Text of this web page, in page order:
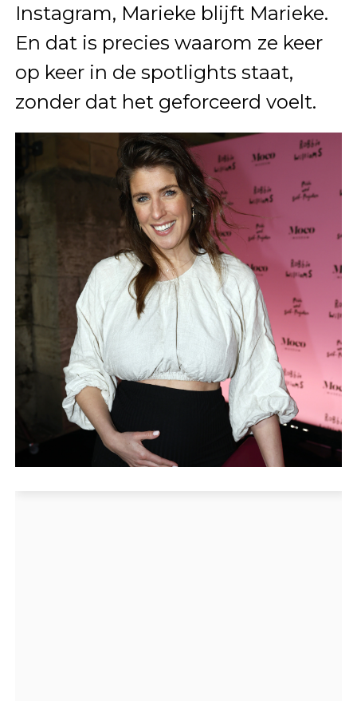
Instagram, Marieke blijft Marieke.
En dat is precies waarom ze keer
op keer in de spotlights staat,
zonder dat het geforceerd voelt.